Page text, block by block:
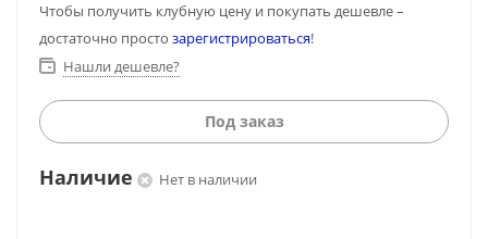
Чтобы получить клубную цену и покупать дешевле –
достаточно просто зарегистрироваться!
Нашли дешевле?
Под заказ
Наличие Нет в наличии